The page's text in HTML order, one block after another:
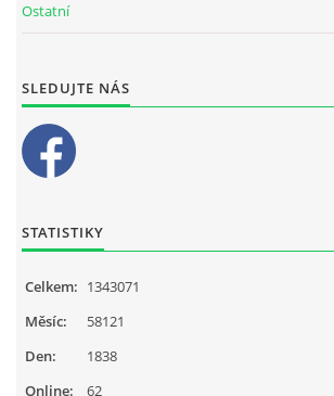
Ostatní
SLEDUJTE NÁS
STATISTIKY
Online: 62
Celkem: 1343071
Měsíc:
58121
Den:
1838